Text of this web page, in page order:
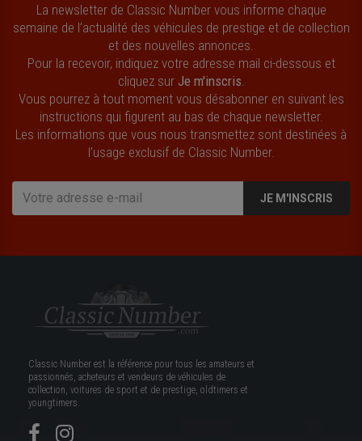
La newsletter de Classic Number vous informe chaque
semaine de l’actualité des véhicules de prestige et de collection
et des nouvelles annonces.
Pour la recevoir, indiquez votre adresse mail ci-dessous et
cliquez sur Je m'inscris
Vous pourrez à tout moment vous désabonner en suivant les
instructions qui figurent au bas de chaque newsletter.
Les informations que vous nous transmettez sont destinées à
l’usage exclusif de Classic Number.
JE M'INSCRIS
Classic Number est la référence pour tous les amateurs et
passionnés, acheteurs et vendeurs de véhicules de
collection, voitures de sport et de prestige, oldtimers et
youngtimers.